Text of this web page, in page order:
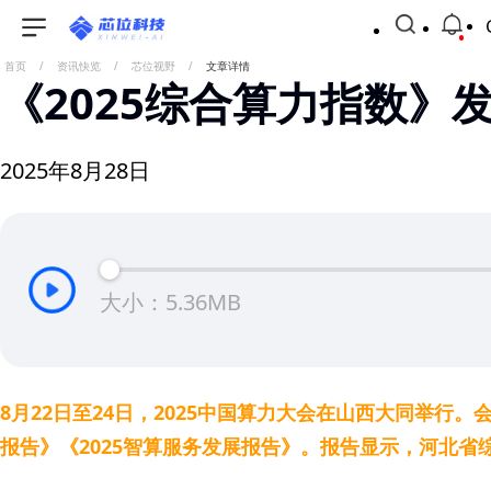
首页 / 资讯快览 / 芯位视野 / 文章详情
《2025综合算力指数》
2025年8月28日
大小：5.36MB
8月22日至24日，2025中国算力大会在山西大同举行。
报告》《2025智算服务发展报告》。报告显示，河北省